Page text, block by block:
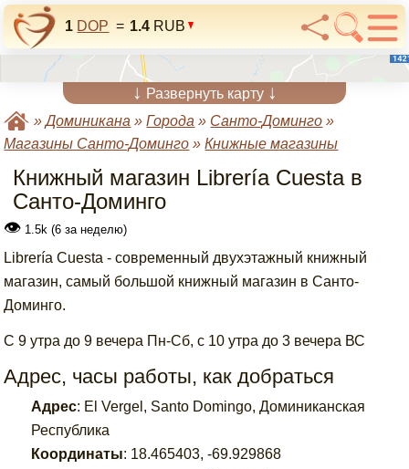
1 DOP = 1.4 RUB
↓ Развернуть карту ↓
»Доминикана »Города » Санто-Доминго »
Магазины Санто-Доминго »Книжные магазины
Книжный магазин Librería Cuesta в
Санто-Доминго
👁 1.5k (6 за неделю)
Librería Cuesta - современный двухэтажный книжный
магазин, самый большой книжный магазин в Санто-
Доминго.
С 9 утра до 9 вечера Пн-Сб, с 10 утра до 3 вечера ВС
Адрес, часы работы, как добраться
Адрес: El Vergel, Santo Domingo, Доминиканская
Республика
Координаты: 18.465403,-69.929868